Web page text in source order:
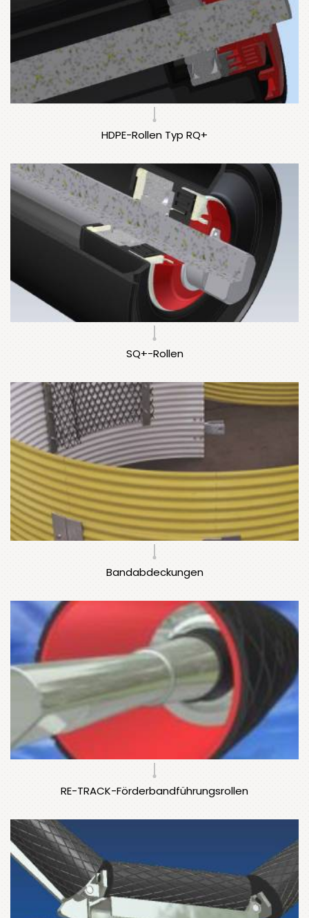
HDPE-Rollen Typ RQ+
SQ+-Rollen
Bandabdeckungen
RE-TRACK-Förderbandführungsrollen